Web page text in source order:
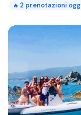
🔥 2 prenotazioni